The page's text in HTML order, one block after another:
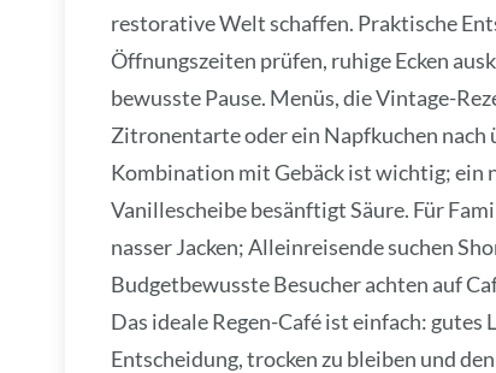
restorative Welt schaffen. Praktische
Öffnungszeiten prüfen, ruhige Ecken
bewusste Pause. Menüs, die Vintage-
Zitronentarte oder ein Napfkuchen
Kombination mit Gebäck ist wichtig; ein
Vanillescheibe besänftigt Säure. Für
nasser Jacken; Alleinreisende suchen
Budgetbewusste Besucher achten auf
Das ideale Regen-Café ist einfach: gutes
Entscheidung, trocken zu bleiben und